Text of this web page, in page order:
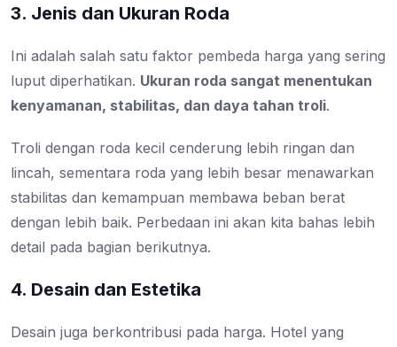
3. Jenis dan Ukuran Roda
Ini adalah salah satu faktor pembeda harga yang sering
luput diperhatikan. Ukuran roda sangat menentukan
kenyamanan, stabilitas, dan daya tahan troli.
Troli dengan roda kecil cenderung lebih ringan dan
lincah, sementara roda yang lebih besar menawarkan
stabilitas dan kemampuan membawa beban berat
dengan lebih baik. Perbedaan ini akan kita bahas lebih
detail pada bagian berikutnya.
4. Desain dan Estetika
Desain juga berkontribusi pada harga. Hotel yang